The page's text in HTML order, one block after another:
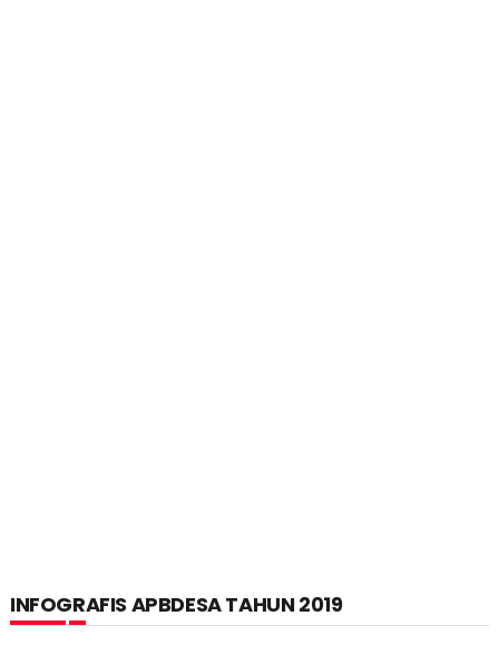
INFOGRAFIS APBDESA TAHUN 2019